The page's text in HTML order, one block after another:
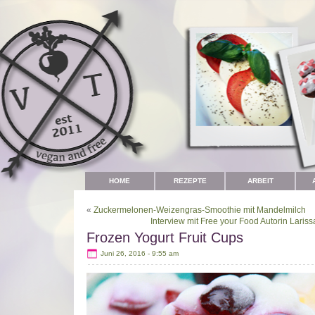
HOME REZEPTE ARBEIT
« Zuckermelonen-Weizengras-Smoothie mit Mandelmilch
Interview mit Free your Food Autorin
Frozen Yogurt Fruit Cups
Juni 26, 2016 - 9:55 am